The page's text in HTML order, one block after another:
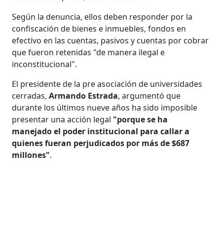
Según la denuncia, ellos deben responder por la
confiscación de bienes e inmuebles, fondos en
efectivo en las cuentas, pasivos y cuentas por cobrar
que fueron retenidas "de manera ilegal e
inconstitucional".
El presidente de la pre asociación de universidades
cerradas,Armando Estrada, argumentó que
durante los últimos nueve años ha sido imposible
presentar una acción legal "porque se ha
manejado el poder institucional para callar a
quienes fueran perjudicados por más de $687
millones".